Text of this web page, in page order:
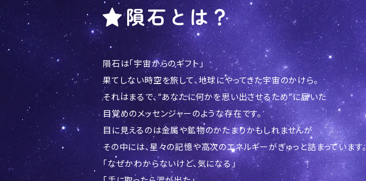
隕石とは？
隕石は「宇宙からのギフト」
果てしない時空を旅して、地球にやってきた宇宙のかけら。
それはまるで、“あなたに何かを思い出させるため”に届いた
目覚めのメッセンジャーのような存在です。
目に見えるのは金属や鉱物のかたまりかもしれませんが
その中には、星々の記憶や高次のエネルギーがぎゅっと詰まっています。
「なぜかわからないけど、気になる」